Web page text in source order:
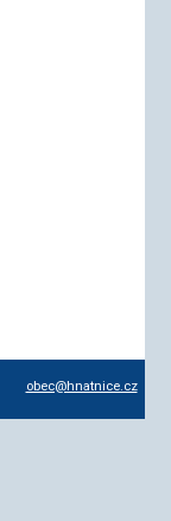
obec@hnatnice.cz